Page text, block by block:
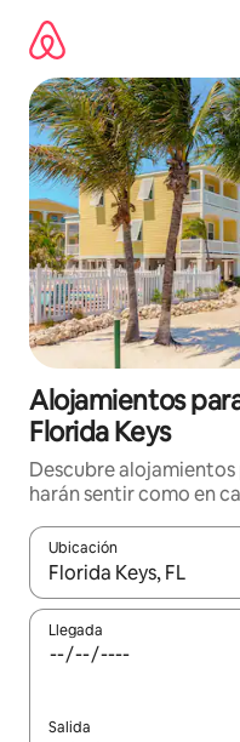
contenido
Alojamientos
Florida Keys
Descubre
harán sentir como en
Ubicación
Cuando los resultados
Llegada
Salida